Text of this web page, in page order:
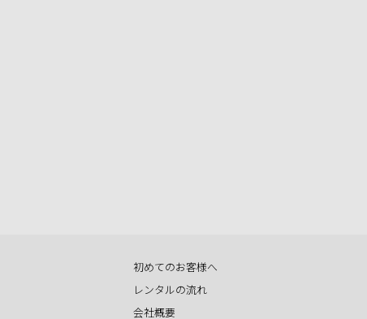
初めてのお客様へ
レンタルの流れ
会社概要